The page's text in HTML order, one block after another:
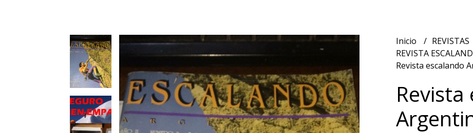
Inicio
REVISTAS
REVISTA
Revista escalando
Revista